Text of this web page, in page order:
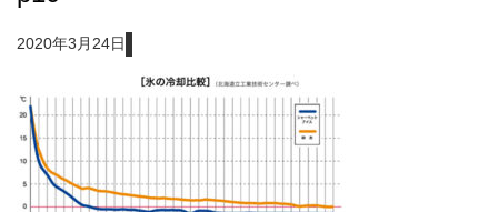
2020年3月24日